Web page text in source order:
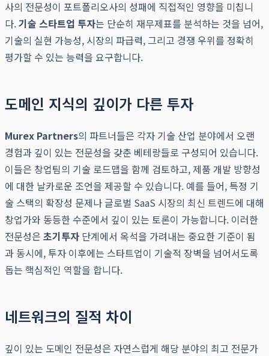
사의 전문성이 포트폴리오사의 성패에 직접적인 영향을 미칩니
다.기술 스타트업 투자는 단순히 재무제표를 분석하는 것을 넘어,
기술의 실현 가능성, 시장의 파급력, 그리고 경쟁 우위를 정확히
평가할 수 있는 능력을 요구합니다.
도메인 지식의 깊이가 다른 투자
Murex Partners의 파트너들은 각자 기술 산업 분야에서 오랜
경험과 깊이 있는 전문성을 갖춘 베테랑들로 구성되어 있습니다.
이들은 창업팀의 기술 로드맵을 함께 검토하고, 제품 개발 방향성
에 대한 날카로운 조언을 제공할 수 있습니다. 예를 들어, 특정 기
술 스택의 확장성 문제나 글로벌 SaaS 시장의 최신 트렌드에 대해
창업가와 동등한 수준에서 깊이 있는 토론이 가능합니다. 이러한
전문성은 초기투자 단계에서 옥석을 가려내는 중요한 기준이 됨
과 동시에, 투자 이후에는 스타트업이 기술적 장벽을 넘어서도록
돕는 핵심적인 역할을 합니다.
네트워크의 질적 차이
깊이 있는 도메인 전문성은 자연스럽게 해당 분야의 최고 전문가